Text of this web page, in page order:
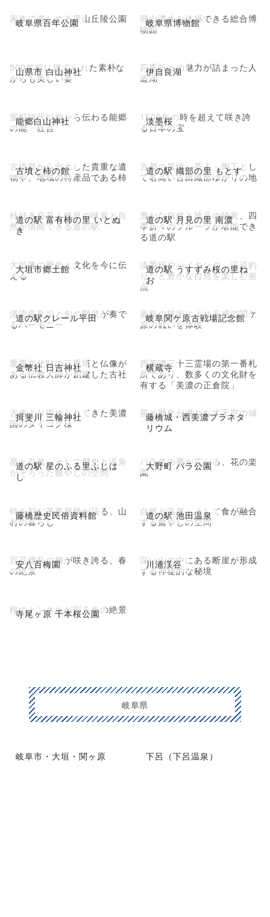
岐阜県百年公園
家族で楽しめる里山丘陵公園 岐阜県博物館
飛山濃水を体感できる総合博
物館
山県市 白山神社
500年前に建てられた素朴な
がらも美しい姿
伊自良湖
四季折々の魅力が詰まった人
造湖
能郷白山神社
室町時代以前から伝わる能郷
の能・狂言
淡墨桜
1500年の時を超えて咲き誇
る日本の宝
古墳と柿の館
古墳群から出土した貴重な遺
物や、地域の特産品である柿
道の駅 織部の里 もとす
古都の風情、茶人・陶工とし
て名高い古田織部ゆかりの地
道の駅 富有柿の里 いとぬ
き
柿好き必見！岐阜の味覚と自
然が堪能できる道の駅
道の駅 月見の里 南濃
豊かな自然と地元の味覚、四
季折々のフルーツが堪能でき
る道の駅
大垣市郷土館
大垣藩の歴史と文化を今に伝
える
道の駅 うすずみ桜の里ね
お
淡墨桜やハイキング、渓流釣
りなど豊かな自然を楽しむ拠
点
道の駅クレール平田
清流長良川と旬の野菜が奏で
るハーモニー
岐阜関ケ原古戦場記念館
最新の技術により五感で関ケ
原の戦いを体験
金幣社 日吉神社
重要文化財の三重塔と仏像が
ある伝教大師が創建した古社
横蔵寺
西美濃三十三霊場の第一番札
所であり、数多くの文化財を
有する「美濃の正倉院」
揖斐川 三輪神社
古来より崇められてきた美濃
国のダイコク様
藤橋城・西美濃プラネタ
リウム
星と歴史が織りなす天空の城
道の駅 星のふる里ふじは
し
星と自然、そして歴史と温泉
がそろった癒やしの空間
大野町 バラ公園
バラ色の夢が広がる、花の楽
園
藤橋歴史民俗資料館
時を刻む茅葺屋根が語る、山
村の暮らし
道の駅 池田温泉
自然と温泉、そして食が融合
する癒やしの空間
安八百梅園
百花繚乱の梅が咲き誇る、春
の絶景
川浦渓谷
深い山の中にある断崖が形成
する神秘的な秘境
寺尾ヶ原 千本桜公園
桜のトンネルが彩る春の絶景
岐阜県
岐阜市・大垣・関ヶ原 下呂（下呂温泉）